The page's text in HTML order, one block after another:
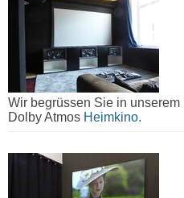
Wir begrüssen Sie in
Dolby Atmos Heimkino.